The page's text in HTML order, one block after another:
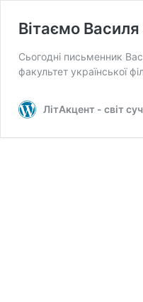
Вітаємо
Сьогодні письменник
факультет української
ЛітАкцент - світ